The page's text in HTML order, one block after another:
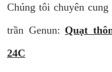
Chúng tôi chuyên
trần Genun: Quạt
24C